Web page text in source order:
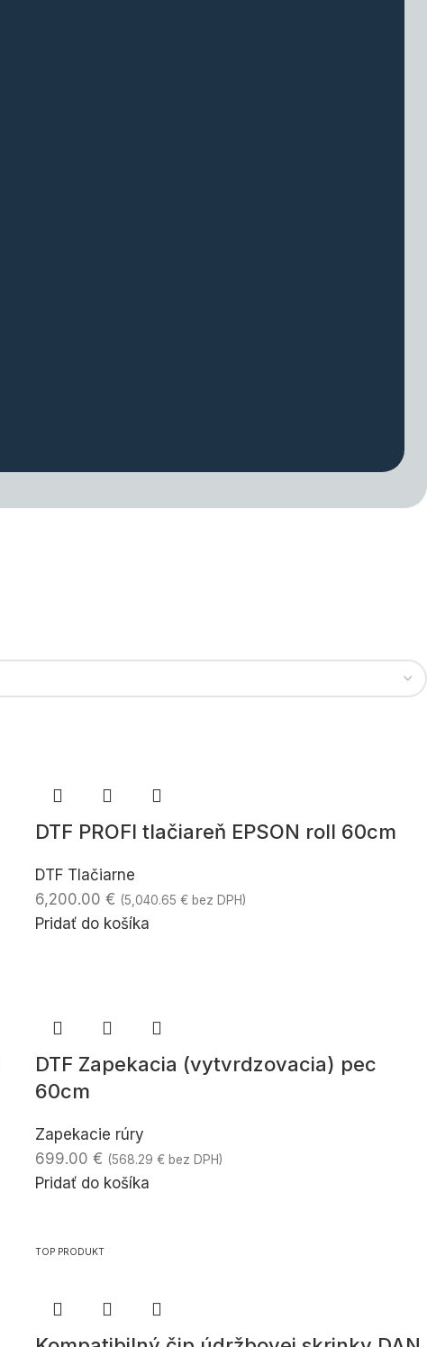
DTF PROFI tlačiareň EPSON roll 60cm
DTF Tlačiarne
6,200.00€ (5,040.65€ bez DPH)
Pridať do košíka
DTF Zapekacia (vytvrdzovacia) pec
60cm
Zapekacie rúry
699.00€ (568.29€ bez DPH)
Pridať do košíka
TOP PRODUKT